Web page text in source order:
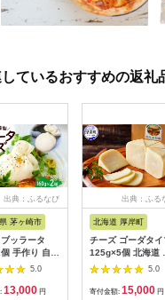
ているおすすめの返礼
出典：ふるなび
茅ヶ崎市
ッラータ
手作り 自家
チーズ 5.0
13,000 円
出典：ふる
北海道 厚岸町
チーズ ゴーダタイ
125g×5個 北海道
岸町産 株式会社森
牧場 ゴーダチーズ
5.0
寄付金額: 15,000 円